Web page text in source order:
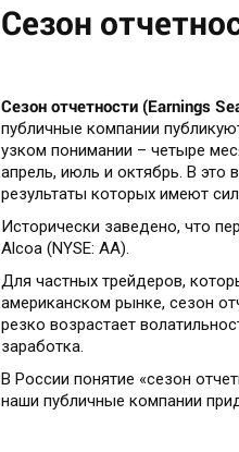
Сезон
Сезон отчетности (Earnings
публичные компании
узком понимании – четыре
апрель, июль и октябрь. В это
результаты которых имеют
Исторически заведено, что
Alcoa (NYSE: AA).
Для частных трейдеров,
американском рынке, сезон
резко возрастает
заработка.
В России понятие «сезон
наши публичные компании